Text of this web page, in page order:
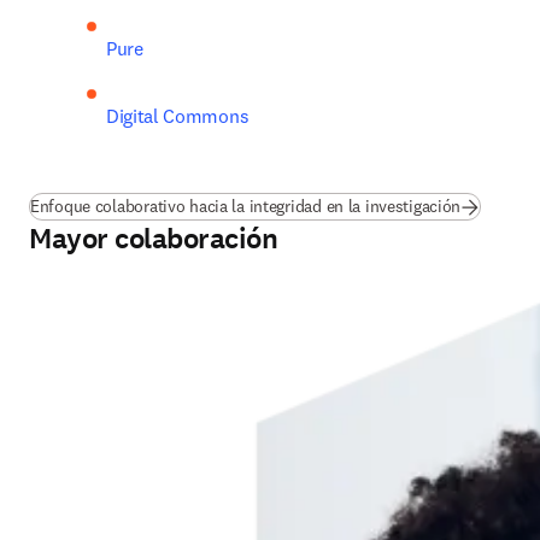
Pure
Digital Commons
Enfoque colaborativo hacia la integridad en la investigación
Mayor colaboración